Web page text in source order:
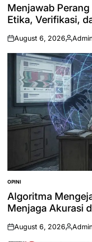
IN
Menjawab
Etika, Verifikasi,
on
August 6, 2026
Posted
by
POSTED
IN
OPINI
Algoritma
Menjaga Akurasi
on
August 6, 2026
Posted